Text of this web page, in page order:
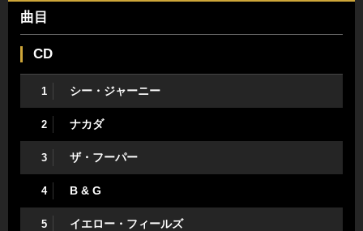
曲目
CD
1 シー・ジャーニー
2 ナカダ
3 ザ・フーパー
4 B & G
5 イエロー・フィールズ